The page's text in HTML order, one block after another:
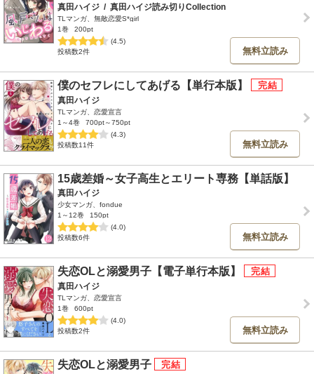
真田ハイジ / 真田ハイジ読み切りCollection
TLマンガ、無敵恋愛S*girl
1巻
200pt
(4.5)
投稿数2件
無料立読み
僕のセフレにしてあげる【単行本版】
真田ハイジ
TLマンガ、恋愛宣言
1～4巻
700pt～750pt
(4.3)
投稿数11件
無料立読み
15歳差婚～女子高生とエリート専務【単話版】
真田ハイジ
少女マンガ、fondue
1～12巻
150pt
(4.0)
投稿数6件
無料立読み
失恋OLと溺愛男子【電子単行本版】
真田ハイジ
TLマンガ、恋愛宣言
1巻
600pt
(4.0)
投稿数2件
無料立読み
失恋OLと溺愛男子